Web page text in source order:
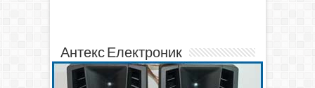
Антекс Електроник